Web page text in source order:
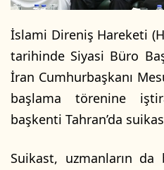
İslami Direniş Hareketi
tarihinde Siyasi Büro
İran Cumhurbaşkanı
başlama törenine
başkenti Tahran’da
Suikast, uzmanların